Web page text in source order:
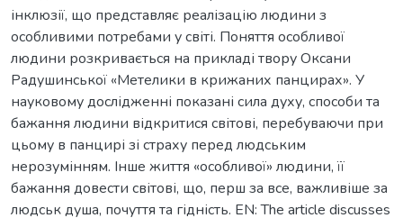
інклюзії, що представляє реалізацію людини з
особливими потребами у світі. Поняття особливої
людини розкривається на прикладі твору Оксани
Радушинської «Метелики в крижаних панцирах». У
науковому дослідженні показані сила духу, способи та
бажання людини відкритися світові, перебуваючи при
цьому в панцирі зі страху перед людським
нерозумінням. Інше життя «особливої» людини, її
бажання довести світові, що, перш за все, важливіше за
людськ душа, почуття та гідність. EN: The article discusses